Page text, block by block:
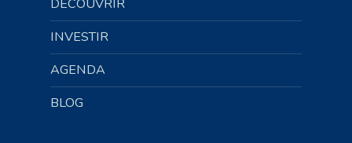
DÉCOUVRIR
INVESTIR
AGENDA
BLOG